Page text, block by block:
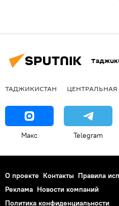
ТАДЖИКИСТАН ЦЕНТРАЛЬНАЯ
Макс Telegram
О проекте Контакты Правила
Реклама Новости компаний
Политика конфиденциальности